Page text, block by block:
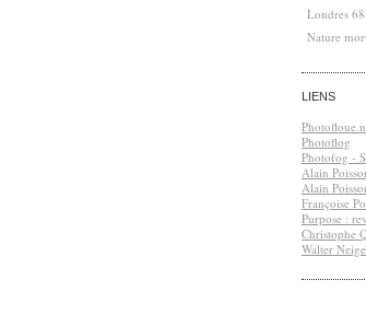
Londres
Nature
LIENS
Photoflog
Photofog -
Alain
Alain
Françoise
Purpose :
Christophe
Walter